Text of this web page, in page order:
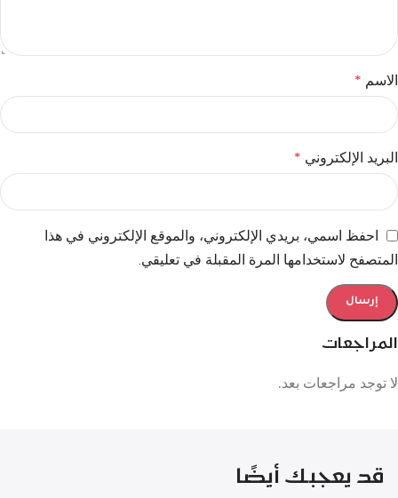
المراجعات
لا توجد مراجعات بعد.
الاسم *
البريد الإلكتروني *
احفظ اسمي، بريدي الإلكتروني، والموقع الإلكتروني في هذا
المتصفح لاستخدامها المرة المقبلة في تعليقي.
قد يعجبك أيضًا